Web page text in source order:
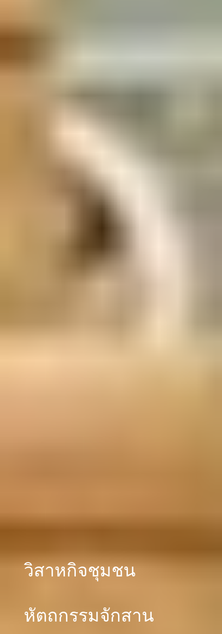
วิสาหกิจชุมชน
หัตถกรรมจักสาน